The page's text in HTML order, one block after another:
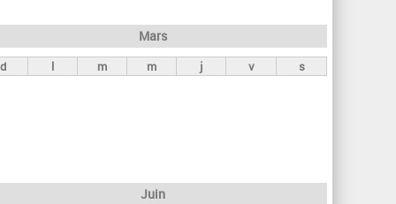
r
c
Mars
d l m m j v s
Juin